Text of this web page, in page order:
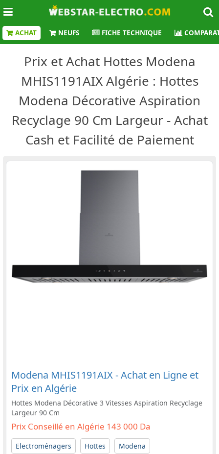
ACHAT NEUFS FICHE TECHNIQUE
Prix et Achat Hottes Modena
MHIS1191AIX Algérie : Hottes
Modena Décorative Aspiration
Recyclage 90 Cm Largeur - Achat
Cash et Facilité de Paiement
Modena MHIS1191AIX - Achat en Ligne et
Prix en Algérie
Hottes Modena Décorative 3 Vitesses Aspiration Recyclage
Largeur 90 Cm
Prix Conseillé en Algérie 143 000 Da
Electroménagers Hottes
Modena